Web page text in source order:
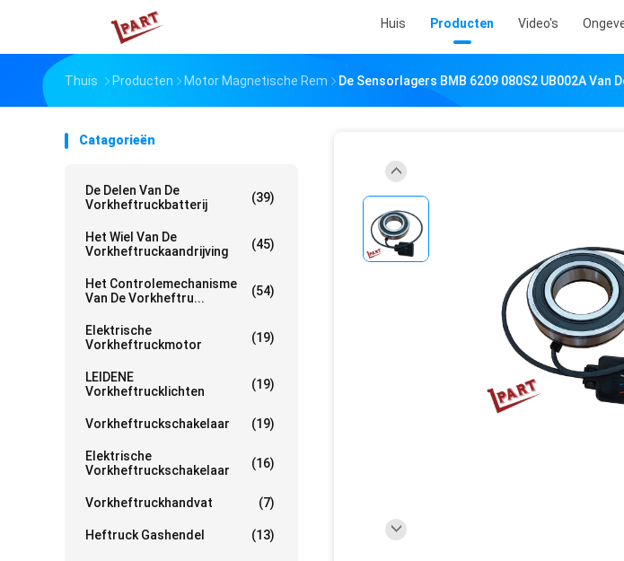
Huis Producten Video's
Thuis Producten Motor Magnetische Rem De Sensorlagers BMB 6209 080S2 UB002A Van
Catagorieën
De Delen Van De
Vorkheftruckbatterij
(39)
Het Wiel Van De
Vorkheftruckaandrijving
(45)
Het Controlemechanisme
Van De Vorkheftru...
(54)
Elektrische
Vorkheftruckmotor
(19)
LEIDENE
Vorkheftrucklichten
(19)
Vorkheftruckschakelaar (19)
Elektrische
Vorkheftruckschakelaar
(16)
Vorkheftruckhandvat (7)
Heftruck Gashendel (13)